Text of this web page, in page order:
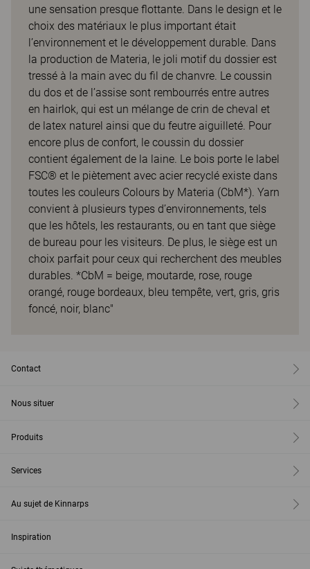
une sensation presque flottante. Dans le design et le
choix des matériaux le plus important était
l’environnement et le développement durable. Dans
la production de Materia, le joli motif du dossier est
tressé à la main avec du fil de chanvre. Le coussin
du dos et de l’assise sont rembourrés entre autres
en hairlok, qui est un mélange de crin de cheval et
de latex naturel ainsi que du feutre aiguilleté. Pour
encore plus de confort, le coussin du dossier
contient également de la laine. Le bois porte le label
FSC® et le piètement avec acier recyclé existe dans
toutes les couleurs Colours by Materia (CbM*). Yarn
convient à plusieurs types d’environnements, tels
que les hôtels, les restaurants, ou en tant que siège
de bureau pour les visiteurs. De plus, le siège est un
choix parfait pour ceux qui recherchent des meubles
durables. *CbM = beige, moutarde, rose, rouge
orangé, rouge bordeaux, bleu tempête, vert, gris, gris
foncé, noir, blanc"
Contact
Nous situer
Produits
Services
Au sujet de Kinnarps
Inspiration